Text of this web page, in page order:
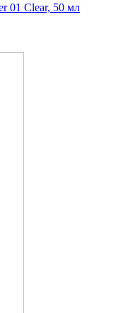
01 Clear, 50 мл